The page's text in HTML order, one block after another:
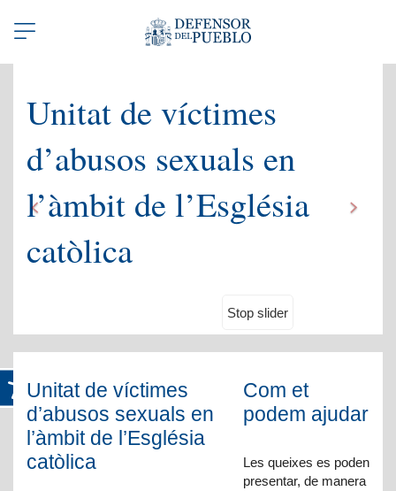
Abrir/Cerrar
navegación
Unitat de víctimes
d’abusos sexuals en
l’àmbit de l’Església
catòlica
Stop slider
Unitat de víctimes
d’abusos sexuals en
l’àmbit de l’Església
catòlica
Com et
podem ajudar
Les queixes es poden
presentar, de manera